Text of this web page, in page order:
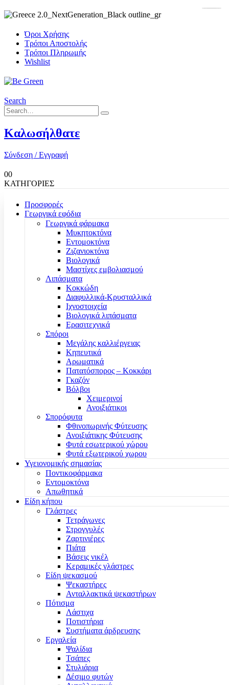
Όροι Χρήσης
Τρόποι Αποστολής
Τρόποι Πληρωμής
Wishlist
Search
Καλωσήλθατε
Σύνδεση / Εγγραφή
00
ΚΑΤΗΓΟΡΙΕΣ
Προσφορές
Γεωργικά εφόδια
Γεωργικά φάρμακα
Μυκητοκτόνα
Εντομοκτόνα
Ζιζανιοκτόνα
Βιολογικά
Μαστίχες εμβολιασμού
Λιπάσματα
Κοκκώδη
Διαφυλλικά-Κρυσταλλικά
Ιχνοστοιχεία
Βιολογικά λιπάσματα
Ερασιτεχνικά
Σπόροι
Μεγάλης καλλιέργειας
Κηπευτικά
Αρωματικά
Πατατόσπορος – Κοκκάρι
Γκαζόν
Βόλβοι
Χειμερινοί
Ανοιξιάτικοι
Σπορόφυτα
Φθινοπωρινής Φύτευσης
Ανοιξιάτικης Φύτευσης
Φυτά εσωτερικού χώρου
Φυτά εξωτερικού χωρου
Υγειονομικής σημασίας
Ποντικοφάρμακα
Εντομοκτόνα
Απωθητικά
Είδη κήπου
Γλάστρες
Τετράγωνες
Στρογγυλές
Ζαρτινιέρες
Πιάτα
Βάσεις νικέλ
Κεραμικές γλάστρες
Είδη ψεκασμού
Ψεκαστήρες
Ανταλλακτικά ψεκαστήρων
Πότισμα
Λάστιχα
Ποτιστήρια
Συστήματα άρδρευσης
Εργαλεία
Ψαλίδια
Τσάπες
Στυλιάρια
Δέσιμο φυτών